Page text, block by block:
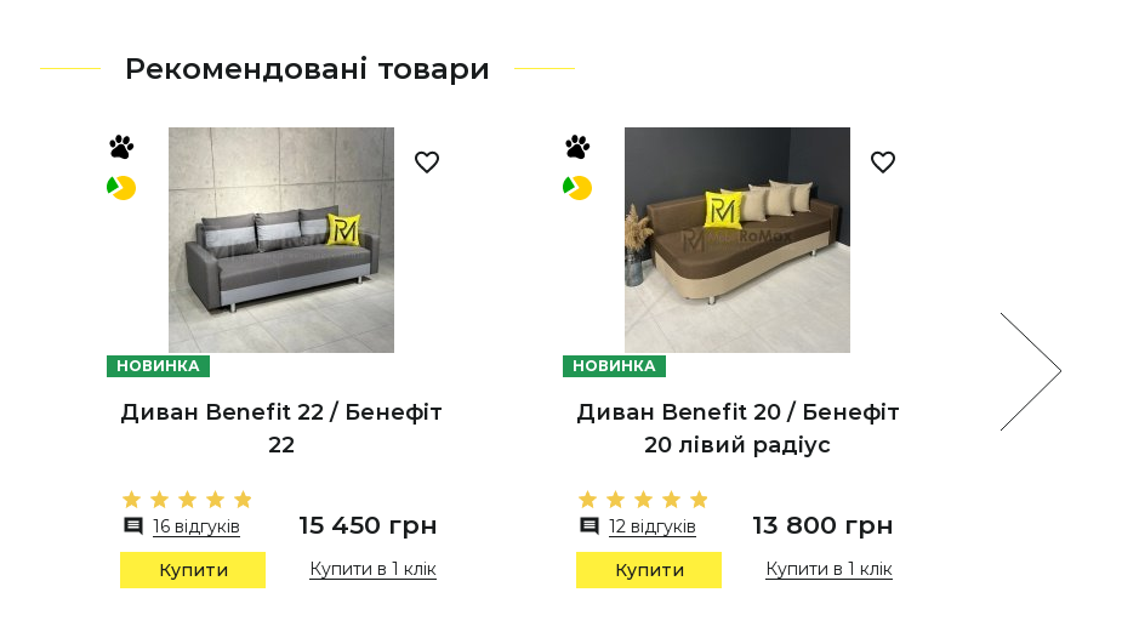
Рекомендовані товари
НОВИНКА
Диван Benefit 22 / Бенефіт
22
16 відгуків 15 450 грн
Купити Купити в 1 клік
НОВИНКА
Диван Benefit 20 / Бенефіт
20 лівий радіус
12 відгуків 13 800 грн
Купити Купити в 1 клік
НОВИНКА